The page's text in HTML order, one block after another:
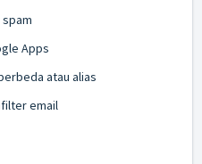
Apps
atau alias
email